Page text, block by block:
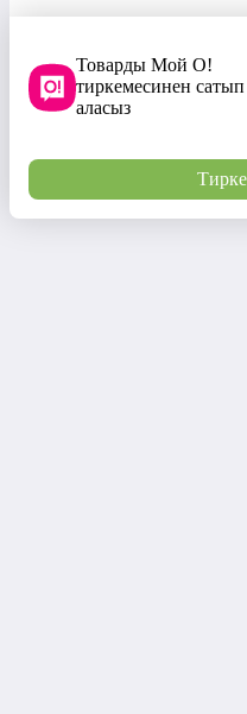
Товарды Мой О!
тиркемесинен сатып
аласыз